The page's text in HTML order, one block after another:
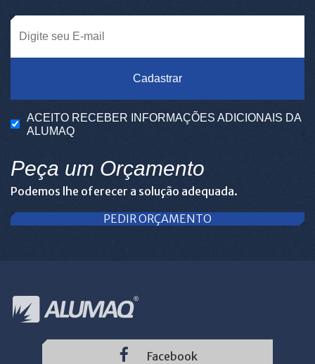
Cadastrar
ACEITO RECEBER INFORMAÇÕES ADICIONAIS DA
ALUMAQ
Peça um Orçamento
Podemos lhe oferecer a solução adequada.
PEDIR ORÇAMENTO
Facebook